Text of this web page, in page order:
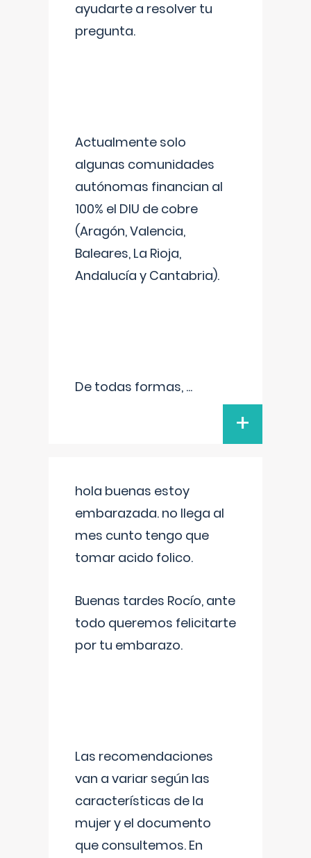
ayudarte a resolver tu
pregunta.
Actualmente solo
algunas comunidades
autónomas financian al
100% el DIU de cobre
(Aragón, Valencia,
Baleares, La Rioja,
Andalucía y Cantabria).
De todas formas, ...
+
hola buenas estoy
embarazada. no llega al
mes cunto tengo que
tomar acido folico.
Buenas tardes Rocío, ante
todo queremos felicitarte
por tu embarazo.
Las recomendaciones
van a variar según las
características de la
mujer y el documento
que consultemos. En